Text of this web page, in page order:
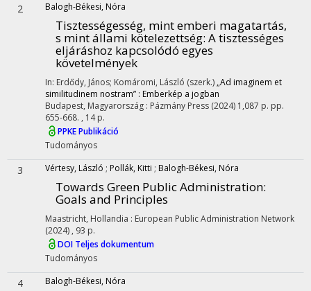
2 Balogh-Békesi, Nóra
Tisztességesség, mint emberi magatartás,
s mint állami kötelezettség: A tisztességes
eljáráshoz kapcsolódó egyes
követelmények
In: Erdődy, János; Komáromi, László (szerk.) „Ad imaginem et
similitudinem nostram” : Emberkép a jogban
Budapest, Magyarország : Pázmány Press (2024) 1,087 p. pp.
655-668. , 14 p.
PPKE Publikáció
Tudományos
3 Vértesy, László ; Pollák, Kitti ; Balogh-Békesi, Nóra
Towards Green Public Administration:
Goals and Principles
Maastricht, Hollandia : European Public Administration Network
(2024) , 93 p.
DOI Teljes dokumentum
Tudományos
4 Balogh-Békesi, Nóra